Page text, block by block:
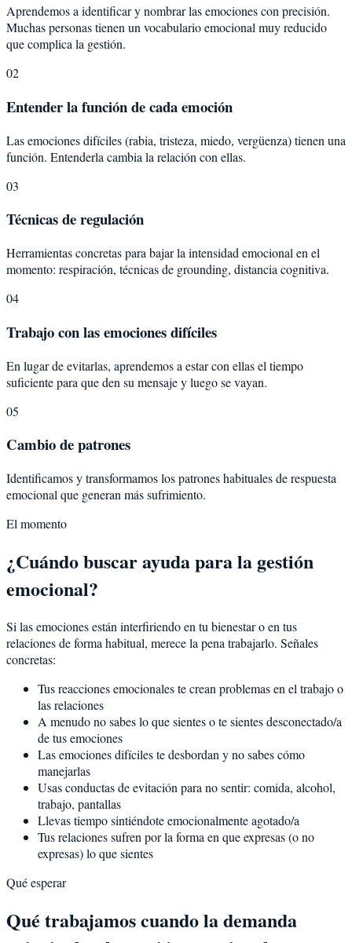
Aprendemos a identificar y nombrar las emociones con precisión.
Muchas personas tienen un vocabulario emocional muy reducido
que complica la gestión.
02
Entender la función de cada emoción
Las emociones difíciles (rabia, tristeza, miedo, vergüenza) tienen una
función. Entenderla cambia la relación con ellas.
03
Técnicas de regulación
Herramientas concretas para bajar la intensidad emocional en el
momento: respiración, técnicas de grounding, distancia cognitiva.
04
Trabajo con las emociones difíciles
En lugar de evitarlas, aprendemos a estar con ellas el tiempo
suficiente para que den su mensaje y luego se vayan.
05
Cambio de patrones
Identificamos y transformamos los patrones habituales de respuesta
emocional que generan más sufrimiento.
El momento
¿Cuándo buscar ayuda para la gestión
emocional?
Si las emociones están interfiriendo en tu bienestar o en tus
relaciones de forma habitual, merece la pena trabajarlo. Señales
concretas:
Tus reacciones emocionales te crean problemas en el trabajo o
las relaciones
A menudo no sabes lo que sientes o te sientes desconectado/a
de tus emociones
Las emociones difíciles te desbordan y no sabes cómo
manejarlas
Usas conductas de evitación para no sentir: comida, alcohol,
trabajo, pantallas
Llevas tiempo sintiéndote emocionalmente agotado/a
Tus relaciones sufren por la forma en que expresas (o no
expresas) lo que sientes
Qué esperar
Qué trabajamos cuando la demanda